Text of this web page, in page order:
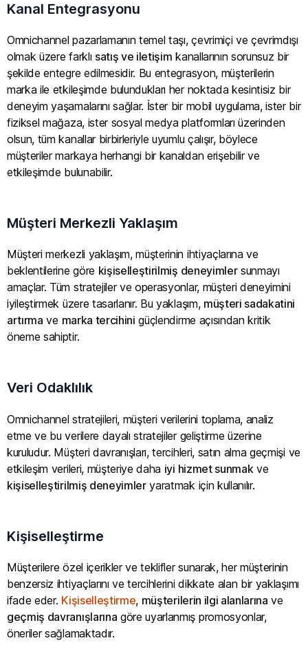
Kanal Entegrasyonu
Omnichannel pazarlamanın temel taşı, çevrimiçi ve çevrimdışı
olmak üzere farklı satış ve iletişim kanallarının sorunsuz bir
şekilde entegre edilmesidir. Bu entegrasyon, müşterilerin
marka ile etkileşimde bulundukları her noktada kesintisiz bir
deneyim yaşamalarını sağlar. İster bir mobil uygulama, ister bir
fiziksel mağaza, ister sosyal medya platformları üzerinden
olsun, tüm kanallar birbirleriyle uyumlu çalışır, böylece
müşteriler markaya herhangi bir kanaldan erişebilir ve
etkileşimde bulunabilir.
Müşteri Merkezli Yaklaşım
Müşteri merkezli yaklaşım, müşterinin ihtiyaçlarına ve
beklentilerine göre kişiselleştirilmiş deneyimlersunmayı
amaçlar. Tüm stratejiler ve operasyonlar, müşteri deneyimini
iyileştirmek üzere tasarlanır. Bu yaklaşım, müşteri sadakatini
artırma ve marka tercihini güçlendirme açısından kritik
öneme sahiptir.
Veri Odaklılık
Omnichannel stratejileri, müşteri verilerini toplama, analiz
etme ve bu verilere dayalı stratejiler geliştirme üzerine
kuruludur. Müşteri davranışları, tercihleri, satın alma geçmişi ve
etkileşim verileri, müşteriye daha iyi hizmet sunmak ve
kişiselleştirilmiş deneyimleryaratmak için kullanılır.
Kişiselleştirme
Müşterilere özel içerikler ve teklifler sunarak, her müşterinin
benzersiz ihtiyaçlarını ve tercihlerini dikkate alan bir yaklaşımı
ifade eder. Kişiselleştirme, müşterilerin ilgi alanlarına ve
geçmiş davranışlarına göre uyarlanmış promosyonlar,
öneriler sağlamaktadır.